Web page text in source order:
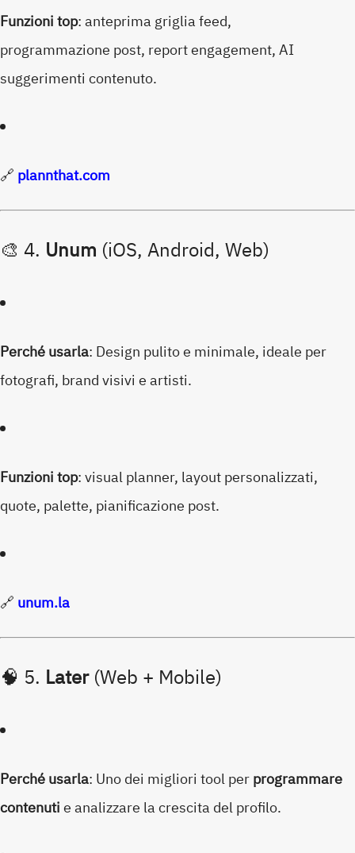
Funzioni top: anteprima griglia feed,
programmazione post, report engagement, AI
suggerimenti contenuto.
🔗 plannthat.com
🎨 4. Unum (iOS, Android, Web)
Perché usarla: Design pulito e minimale, ideale per
fotografi, brand visivi e artisti.
Funzioni top: visual planner, layout personalizzati,
quote, palette, pianificazione post.
🔗 unum.la
🧠 5. Later(Web + Mobile)
Perché usarla: Uno dei migliori tool perprogrammare
contenutie analizzare la crescita del profilo.